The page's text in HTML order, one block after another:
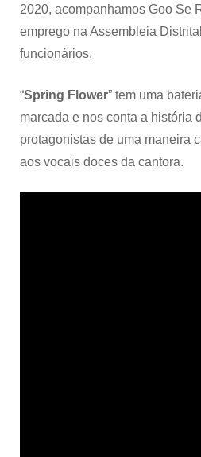
2020, acompanhamos Goo Se
emprego na Assembleia
funcionários.
“Spring Flower” tem uma
marcada e nos conta a história
protagonistas de uma maneira
aos vocais doces da cantora.